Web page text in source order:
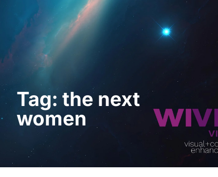
Demo anfordern
Tag: the next
women